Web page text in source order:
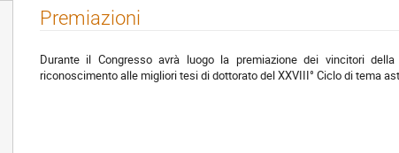
Premiazioni
Durante il Congresso avrà luogo la premiazione dei vincitori
riconoscimento alle migliori tesi di dottorato del XXVIII° Ciclo di tema